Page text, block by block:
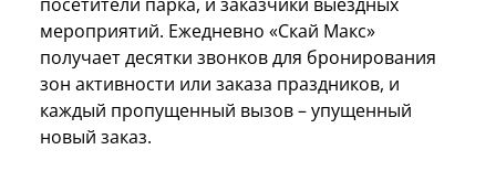
мероприятий. Ежедневно «Скай Макс»
получает десятки звонков для бронирования
зон активности или заказа праздников, и
каждый пропущенный вызов – упущенный
новый заказ.